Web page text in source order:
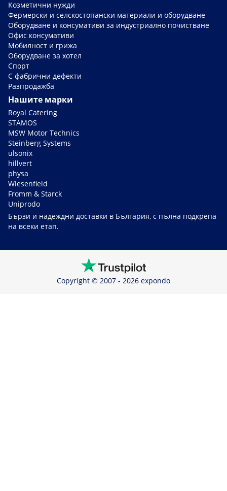
Козметични нужди
Фермерски и селскостопански материали и оборудване
Оборудване и консумативи за индустриално почистване
Офис консумативи
Мобилност и грижа
Оборудване за хотел
Спорт
С фабрични дефекти
Разпродажба
Нашите марки
Royal Catering
STAMOS
MSW Motor Technics
Steinberg Systems
ulsonix
hillvert
physa
Wiesenfield
Fromm & Starck
Uniprodo
Бързи и надеждни доставки в България, с пълна подкрепа
на всеки етап.
Copyright © 2007 - 2026 expondo